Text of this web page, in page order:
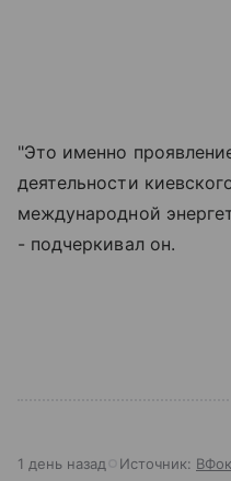
"Это именно
деятельности
международной
- подчеркивал он.
1 день назад Источник: